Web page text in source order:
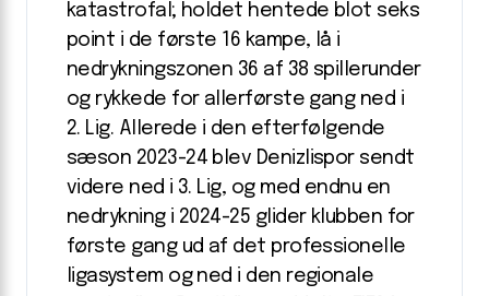
katastrofal; holdet hentede blot seks
point i de første 16 kampe, lå i
nedrykningszonen 36 af 38 spillerunder
og rykkede for allerførste gang ned i
2. Lig. Allerede i den efterfølgende
sæson 2023-24 blev Denizlispor sendt
videre ned i 3. Lig, og med endnu en
nedrykning i 2024-25 glider klubben for
første gang ud af det professionelle
ligasystem og ned i den regionale